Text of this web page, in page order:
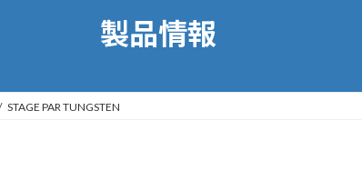
製品情報
STAGE PAR TUNGSTEN